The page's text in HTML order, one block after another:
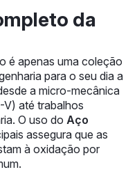
da
é apenas uma coleção
para o seu dia a
a micro-mecânica
V) até trabalhos
O uso do Aço
assegura que as
à oxidação por